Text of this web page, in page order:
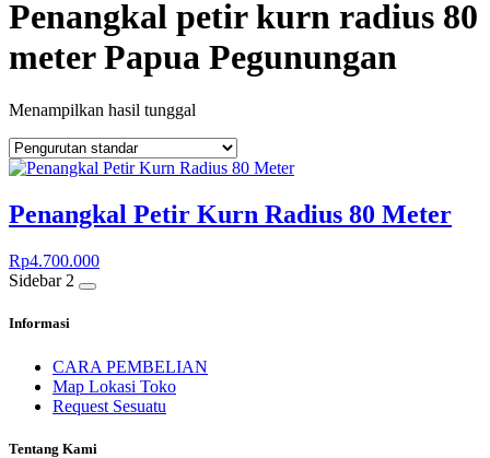
Penangkal petir kurn radius 80
meter Papua Pegunungan
Menampilkan hasil tunggal
Penangkal Petir Kurn Radius 80 Meter
Rp4.700.000
Sidebar 2
Informasi
CARA PEMBELIAN
Map Lokasi Toko
Request Sesuatu
Tentang Kami